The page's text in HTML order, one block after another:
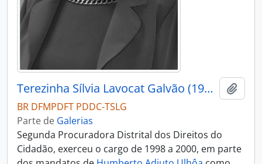
Terezinha Sílvia Lavocat Galvão (1998 - 2000)
BR DFMPDFT PDDC-TSLG
Parte de Galerias
Segunda Procuradora Distrital dos Direitos do
Cidadão, exerceu o cargo de 1998 a 2000, em parte